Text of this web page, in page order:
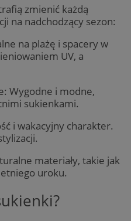
zmienić każdą
na nadchodzący sezon:
na plażę i spacery w
UV, a
Wygodne i modne,
sukienkami.
i wakacyjny charakter.
materiały, takie jak
uroku.